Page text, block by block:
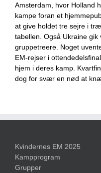
Amsterdam, hvor Holland
kampe foran et
at give holdet tre sejre i
tabellen. Også Ukraine
gruppetreere. Noget
EM-rejser i
hjem i deres kamp.
dog for svær en nød at
Kvindernes EM 2025
Kampprogram
Grupper